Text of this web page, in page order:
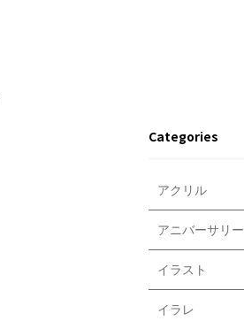
Categories
アクリル
アニバーサリー
イラスト
イラレ